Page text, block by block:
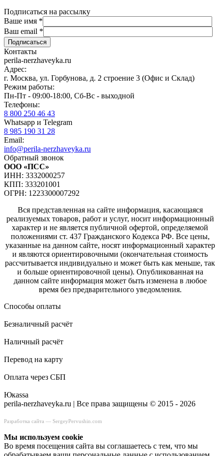
Подписаться на рассылку
Ваше имя *
Ваш email *
Контакты
perila-nerzhaveyka.ru
Адрес:
г. Москва, ул. Горбунова, д. 2 строение 3 (Офис и Склад)
Режим работы:
Пн-Пт - 09:00-18:00, Сб-Вс - выходной
Телефоны:
8 800 250 46 43
Whatsapp и Telegram
8 985 190 31 28
Email:
info@perila-nerzhaveyka.ru
Обратный звонок
ООО «ПСС»
ИНН: 3332000257
КПП: 333201001
ОГРН: 1223300007292
Вся представленная на сайте информация, касающаяся
реализуемых товаров, работ и услуг, носит информационный
характер и не является публичной офертой, определяемой
положениями ст. 437 Гражданского Кодекса РФ. Все цены,
указанные на данном сайте, носят информационный характер
и являются ориентировочными (окончательная стоимость
рассчитывается индивидуально и может быть как меньше, так
и больше ориентировочной цены). Опубликованная на
данном сайте информация может быть изменена в любое
время без предварительного уведомления.
Способы оплаты
Безналичный расчёт
Наличный расчёт
Перевод на карту
Оплата через СБП
Юкаssа
perila-nerzhaveyka.ru | Все права защищены © 2015 - 2026
Разработка сайта — SergeyPervushin.com
Мы используем сookie
Во время посещения сайта вы соглашаетесь с тем, что мы